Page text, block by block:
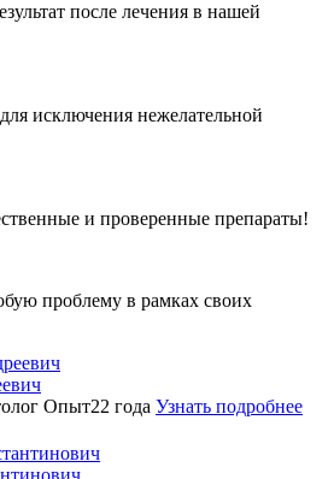
после лечения в нашей
исключения нежелательной
и проверенные препараты!
проблему в рамках своих
Опыт22 года Узнать подробнее